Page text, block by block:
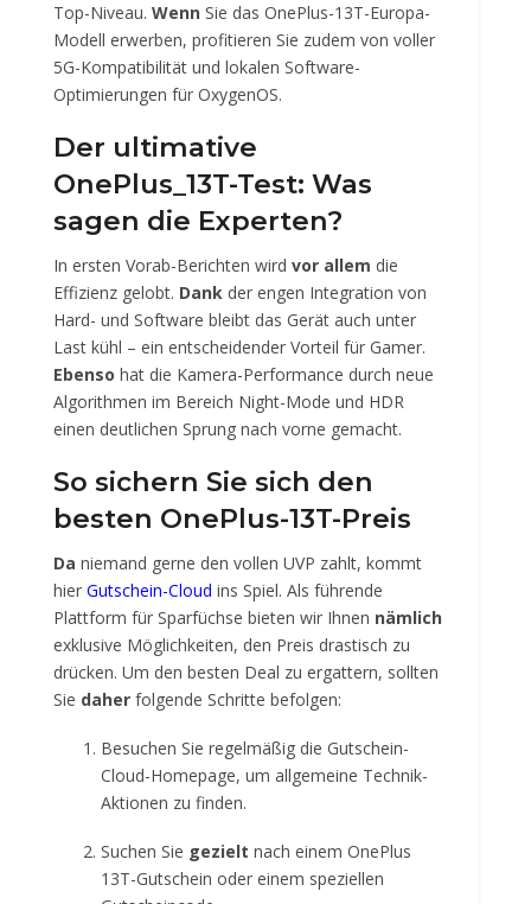
Top-Niveau. Wenn Sie das OnePlus-13T-Europa-
Modell erwerben, profitieren Sie zudem von voller
5G-Kompatibilität und lokalen Software-
Optimierungen für OxygenOS.
Der ultimative
OnePlus_13T-Test: Was
sagen die Experten?
In ersten Vorab-Berichten wird vor allem die
Effizienz gelobt. Dank der engen Integration von
Hard- und Software bleibt das Gerät auch unter
Last kühl – ein entscheidender Vorteil für Gamer.
Ebenso hat die Kamera-Performance durch neue
Algorithmen im Bereich Night-Mode und HDR
einen deutlichen Sprung nach vorne gemacht.
So sichern Sie sich den
besten OnePlus-13T-Preis
Da niemand gerne den vollen UVP zahlt, kommt
hier Gutschein-Cloud ins Spiel. Als führende
Plattform für Sparfüchse bieten wir Ihnen nämlich
exklusive Möglichkeiten, den Preis drastisch zu
drücken. Um den besten Deal zu ergattern, sollten
Sie daher folgende Schritte befolgen:
Besuchen Sie regelmäßig die Gutschein-
Cloud-Homepage, um allgemeine Technik-
Aktionen zu finden.
Suchen Sie gezielt nach einem OnePlus
13T-Gutschein oder einem speziellen